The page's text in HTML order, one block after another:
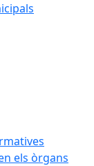
els òrgans